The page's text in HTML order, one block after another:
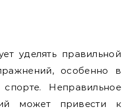
уделять правильной
особенно в
Неправильное
может привести к